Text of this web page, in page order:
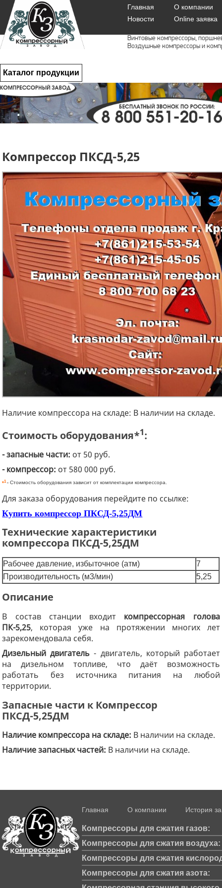
Главная
О компании
Новости
Online заявка
Винтовые компрессоры,
Воздушные компрессоры и
Каталог продукции
Компрессор ПКСД-5,25
Наличие компрессора на складе: В наличии на складе.
Стоимость оборудования*1:
- запасные части: от 50 руб.
- компрессор: от 580 000 руб.
*1 - Стоимость оборудования зависит от комплектации компрессора.
Для заказа оборудования перейдите по ссылке:
Купить компрессор ПКСД-5,25ДМ
Технические характеристики
компрессора ПКСД-5,25ДМ
Рабочее давление, избыточное (атм)
7
Производительность (м3/мин)
5,25
Описание
В состав станции входит компрессорная голова
ПК-5,25, которая уже на протяжении многих лет
зарекомендовала себя.
Дизельный двигатель - двигатель, который работает
на дизельном топливе, что даёт возможность
работать без источника питания на любой
территории.
Запасные части к Компрессор
ПКСД-5,25ДМ
Наличие компрессора на складе: В наличии на складе.
Наличие запасных частей: В наличии на складе.
Главная О компании История
Компрессоры для сжатия газов:
Компрессоры для сжатия воздуха:
Компрессоры для сжатия
Компрессоры для сжатия азота: